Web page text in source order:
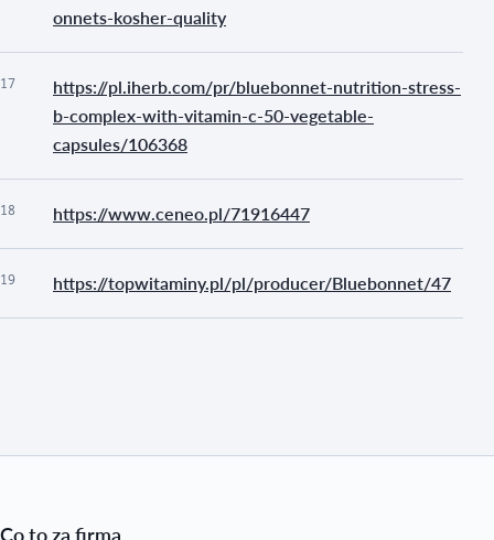
onnets-kosher-quality
17
https://pl.iherb.com/pr/bluebonnet-nutrition-stress-
b-complex-with-vitamin-c-50-vegetable-
capsules/106368
18 https://www.ceneo.pl/71916447
19 https://topwitaminy.pl/pl/producer/Bluebonnet/47
Co to za firma